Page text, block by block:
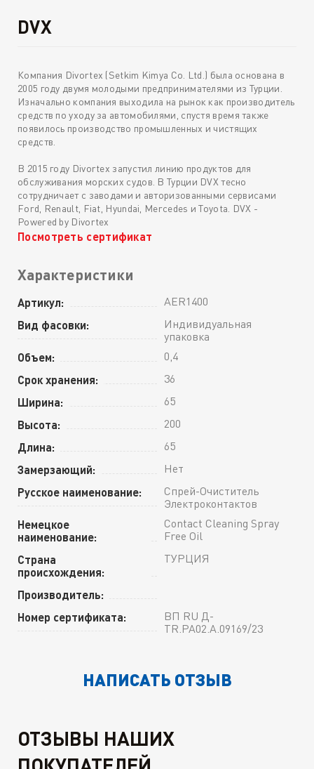
DVX
Компания Divortex (Setkim Kimya Co. Ltd.) была основана в
2005 году двумя молодыми предпринимателями из Турции.
Изначально компания выходила на рынок как производитель
средств по уходу за автомобилями, спустя время также
появилось производство промышленных и чистящих
средств.
В 2015 году Divortex запустил линию продуктов для
обслуживания морских судов. В Турции DVX тесно
сотрудничает с заводами и авторизованными сервисами
Ford, Renault, Fiat, Hyundai, Mercedes и Toyota. DVX -
Powered by Divortex
Посмотреть сертификат
Характеристики
Артикул: AER1400
Вид фасовки:
Индивидуальная
упаковка
Объем: 0,4
Срок хранения: 36
Ширина: 65
Высота: 200
Длина: 65
Замерзающий: Нет
Русское наименование:
Спрей-Очиститель
Электроконтактов
Немецкое
наименование:
Contact Cleaning Spray
Free Oil
Страна
происхождения:
ТУРЦИЯ
Производитель:
Номер сертификата:
ВП RU Д-
TR.РА02.А.09169/23
НАПИСАТЬ ОТЗЫВ
ОТЗЫВЫ НАШИХ